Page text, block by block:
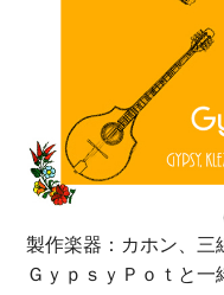
製作楽器：カホン、三
ＧｙｐｓｙＰｏｔと一